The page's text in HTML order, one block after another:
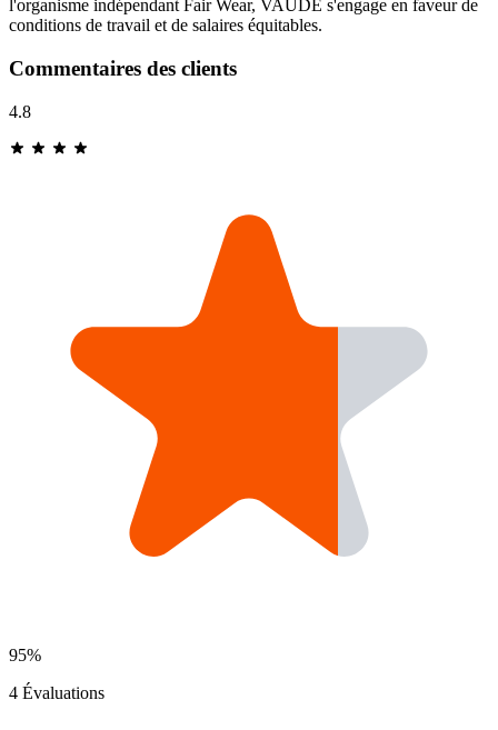
l'organisme indépendant Fair Wear, VAUDE s'engage en faveur de
conditions de travail et de salaires équitables.
Commentaires des clients
4.8
95%
4 Évaluations